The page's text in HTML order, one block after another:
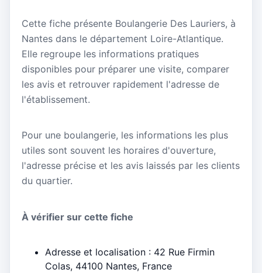
Cette fiche présente Boulangerie Des Lauriers, à
Nantes dans le département Loire-Atlantique.
Elle regroupe les informations pratiques
disponibles pour préparer une visite, comparer
les avis et retrouver rapidement l'adresse de
l'établissement.
Pour une boulangerie, les informations les plus
utiles sont souvent les horaires d'ouverture,
l'adresse précise et les avis laissés par les clients
du quartier.
À vérifier sur cette fiche
Adresse et localisation : 42 Rue Firmin
Colas, 44100 Nantes, France